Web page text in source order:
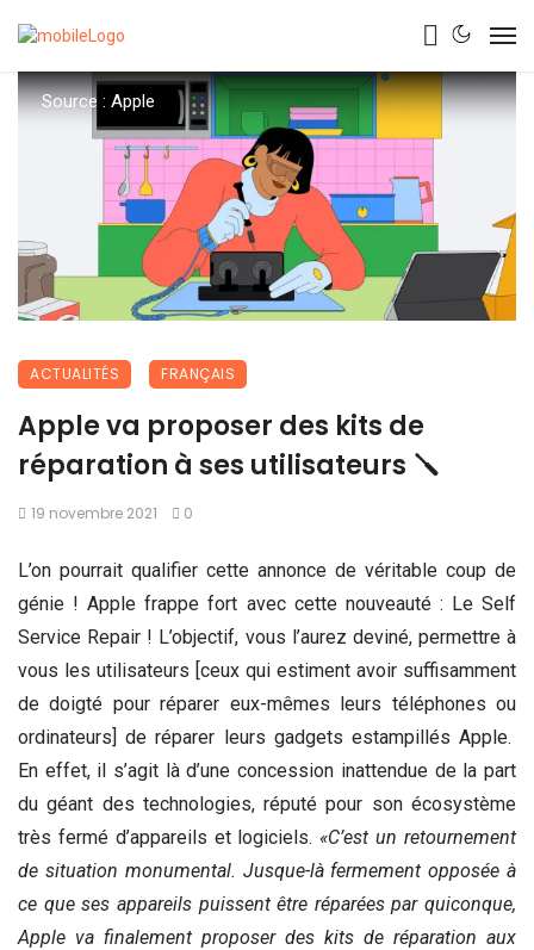
Source : Apple
ACTUALITÉS FRANÇAIS
Apple va proposer des kits de
réparation à ses utilisateurs 🪛
19 novembre 2021 0
L’on pourrait qualifier cette annonce de véritable coup de
génie ! Apple frappe fort avec cette nouveauté : Le Self
Service Repair ! L’objectif, vous l’aurez deviné, permettre à
vous les utilisateurs [ceux qui estiment avoir suffisamment
de doigté pour réparer eux-mêmes leurs téléphones ou
ordinateurs] de réparer leurs gadgets estampillés Apple.
En effet, il s’agit là d’une concession inattendue de la part
du géant des technologies, réputé pour son écosystème
très fermé d’appareils et logiciels. «C’est un retournement
de situation monumental. Jusque-là fermement opposée à
ce que ses appareils puissent être réparées par quiconque,
Apple va finalement proposer des kits de réparation aux